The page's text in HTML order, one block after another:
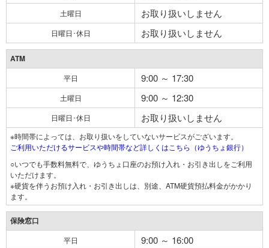
土曜日 お取り扱いしません
日曜日･休日 お取り扱いしません
ATM
平日 9:00 ～ 17:30
土曜日 9:00 ～ 12:30
日曜日･休日 お取り扱いしません
※時間帯によっては、お取り扱いをしていないサービスがございます。
ご利用いただけるサービスや時間帯など詳しくはこちら（ゆうちょ銀行）
○いつでも手数料無料で、ゆうちょ口座のお預け入れ・お引き出しをご利用
いただけます。
※硬貨を伴うお預け入れ・お引き出しは、別途、ATM硬貨預払料金がかかり
ます。
保険窓口
平日 9:00 ～ 16:00